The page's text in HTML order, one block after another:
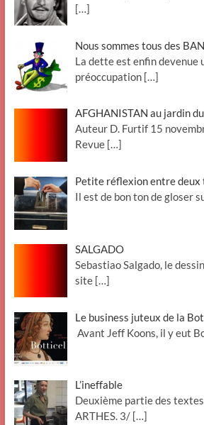
[…]
Nous sommes tous des
La dette est enfin devenue
préoccupation […]
AFGHANISTAN au jardin
Auteur D. Furtif 15
Revue […]
Petite réflexion entre deux
Il est de bon ton de gloser
SALGADO
Sebastiao Salgado, le
site […]
Le business juteux de la
Avant Jeff Koons, il y eut
L’ineffable
Deuxième partie des
ARTHES. 3/ […]